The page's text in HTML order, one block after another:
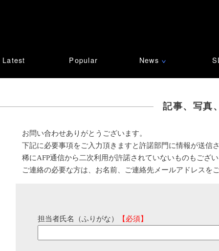
Latest Popular News ∨
記事、写真
お問い合わせありがとうございます。
下記に必要事項をご入力頂きますと許諾部門に情報が送信
稀にAFP通信から二次利用が許諾されていないものもござ
ご連絡の必要な方は、お名前、ご連絡先メールアドレスを
担当者氏名（ふりがな） 【必須】